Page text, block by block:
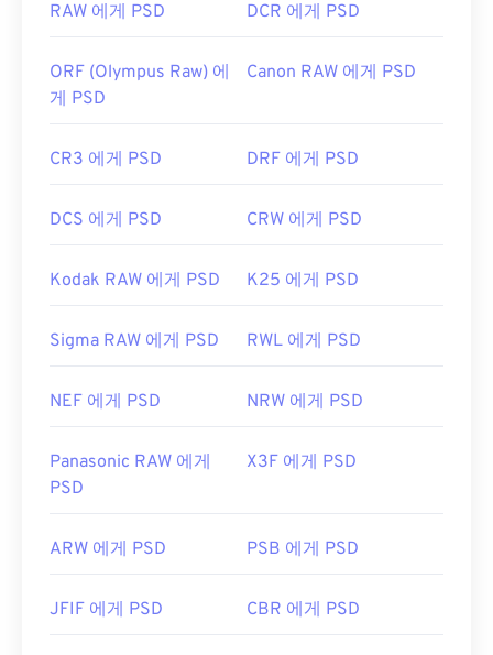
RAW 에게 PSD DCR 에게 PSD
ORF (Olympus Raw) 에
게 PSD
Canon RAW 에게 PSD
CR3 에게 PSD DRF 에게 PSD
DCS 에게 PSD CRW 에게 PSD
Kodak RAW 에게 PSD K25 에게 PSD
Sigma RAW 에게 PSD RWL 에게 PSD
NEF 에게 PSD NRW 에게 PSD
Panasonic RAW 에게
PSD
X3F 에게 PSD
ARW 에게 PSD PSB 에게 PSD
JFIF 에게 PSD CBR 에게 PSD